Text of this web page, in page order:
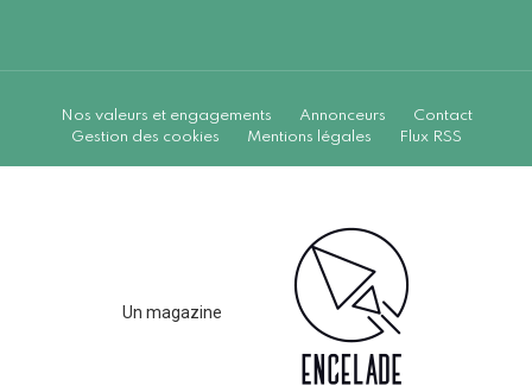
Nos valeurs et engagements Annonceurs
Contact
Gestion des cookies
Mentions légales Flux RSS
Un magazine